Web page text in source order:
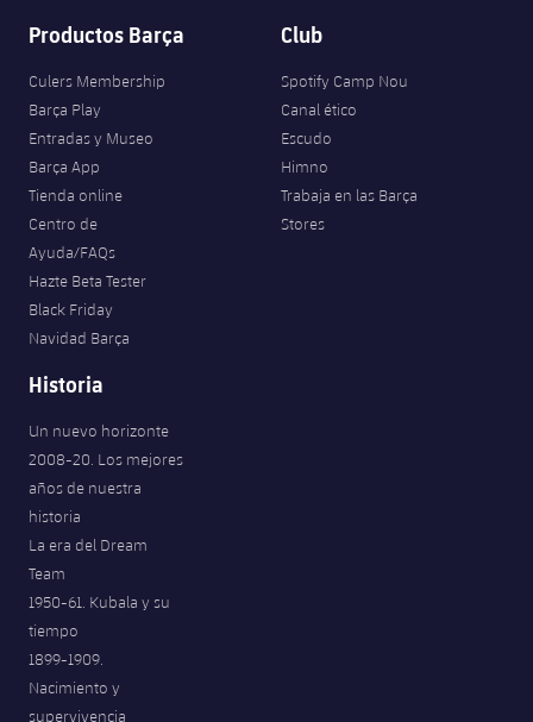
Productos Barça
Culers Membership
Barça Play
Entradas y Museo
Barça App
Tienda online
Centro de
Ayuda/FAQs
Hazte Beta Tester
Black Friday
Navidad Barça
Club
Spotify Camp Nou
Canal ético
Escudo
Himno
Trabaja en las Barça
Stores
Historia
Un nuevo horizonte
2008-20. Los mejores
años de nuestra
historia
La era del Dream
Team
1950-61. Kubala y su
tiempo
1899-1909.
Nacimiento y
supervivencia